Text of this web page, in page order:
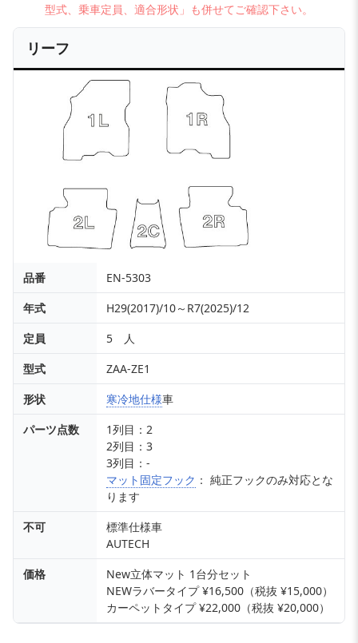
型式、乗車定員、適合形状」も併せてご確認下さい。
リーフ
品番
EN-5303
年式
H29(2017)/10～R7(2025)/12
定員
5 人
型式
ZAA-ZE1
形状
寒冷地仕様車
パーツ点数
1列目：2
2列目：3
3列目：-
マット固定フック ： 純正フックのみ対応とな
ります
不可
標準仕様車
AUTECH
価格
New立体マット 1台分セット
NEWラバータイプ ¥16,500（税抜 ¥15,000）
カーペットタイプ ¥22,000（税抜 ¥20,000）